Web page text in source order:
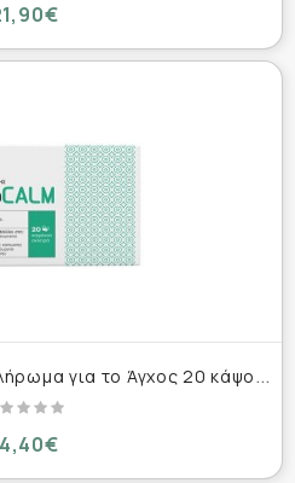
L
ibytec Synbiocalm Συμπλήρωμα για το Άγχος 20 κάψουλες